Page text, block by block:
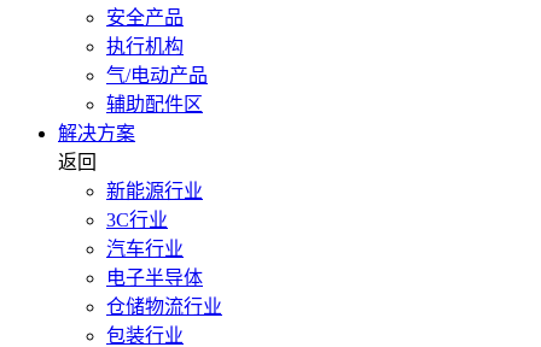
安全产品
执行机构
气/电动产品
辅助配件区
解决方案
返回
新能源行业
3C行业
汽车行业
电子半导体
仓储物流行业
包装行业